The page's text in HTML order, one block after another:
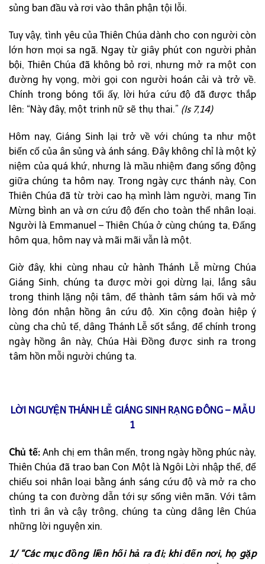
sủng ban đầu và rơi vào thân phận tội lỗi.
Tuy vậy, tình yêu của Thiên Chúa dành cho con người còn
lớn hơn mọi sa ngã. Ngay từ giây phút con người phản
bội, Thiên Chúa đã không bỏ rơi, nhưng mở ra một con
đường hy vọng, mời gọi con người hoán cải và trở về.
Chính trong bóng tối ấy, lời hứa cứu độ đã được thắp
lên: “Này đây, một trinh nữ sẽ thụ thai.” (Is 7,14)
Hôm nay, Giáng Sinh lại trở về với chúng ta như một
biến cố của ân sủng và ánh sáng. Đây không chỉ là một kỷ
niệm của quá khứ, nhưng là mầu nhiệm đang sống động
giữa chúng ta hôm nay. Trong ngày cực thánh này, Con
Thiên Chúa đã từ trời cao hạ mình làm người, mang Tin
Mừng bình an và ơn cứu độ đến cho toàn thể nhân loại.
Người là Emmanuel – Thiên Chúa ở cùng chúng ta, Đấng
hôm qua, hôm nay và mãi mãi vẫn là một.
Giờ đây, khi cùng nhau cử hành Thánh Lễ mừng Chúa
Giáng Sinh, chúng ta được mời gọi dừng lại, lắng sâu
trong thinh lặng nội tâm, để thành tâm sám hối và mở
lòng đón nhận hồng ân cứu độ. Xin cộng đoàn hiệp ý
cùng cha chủ tế, dâng Thánh Lễ sốt sắng, để chính trong
ngày hồng ân này, Chúa Hài Đồng được sinh ra trong
tâm hồn mỗi người chúng ta.
LỜI NGUYỆN THÁNH LỄ GIÁNG SINH RẠNG ĐÔNG – MẪU
1
Chủ tế:Anh chị em thân mến, trong ngày hồng phúc này,
Thiên Chúa đã trao ban Con Một là Ngôi Lời nhập thể, để
chiếu soi nhân loại bằng ánh sáng cứu độ và mở ra cho
chúng ta con đường dẫn tới sự sống viên mãn. Với tâm
tình tri ân và cậy trông, chúng ta cùng dâng lên Chúa
những lời nguyện xin.
1/ “Các mục đồng liền hối hả ra đi; khi đến nơi, họ gặp